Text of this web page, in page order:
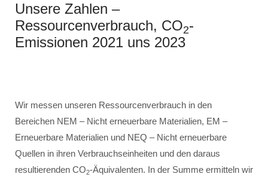
Unsere Zahlen –
Ressourcenverbrauch, CO2-
Emissionen 2021 uns 2023
Wir messen unseren Ressourcenverbrauch in den
Bereichen NEM – Nicht erneuerbare Materialien, EM –
Erneuerbare Materialien und NEQ – Nicht erneuerbare
Quellen in ihren Verbrauchseinheiten und den daraus
resultierenden CO2-Äquivalenten. In der Summe ermitteln wir